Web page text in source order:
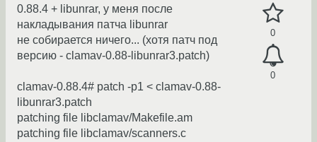
0
0
0.88.4 + libunrar, у меня после
накладывания патча libunrar
не собирается ничего... (хотя патч под
версию - clamav-0.88-libunrar3.patch)
clamav-0.88.4# patch -p1 < clamav-0.88-
libunrar3.patch
patching file libclamav/Makefile.am
patching file libclamav/scanners.c